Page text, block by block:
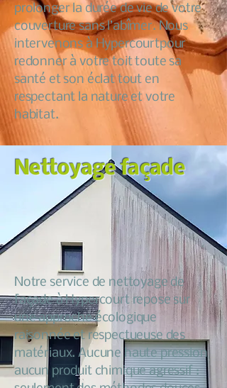
prolonger la durée de vie de votre
couverture sans l’abîmer. Nous
intervenons à Hypercourtpour
redonner à votre toit toute sa
santé et son éclat tout en
respectant la nature et votre
habitat.
Nettoyage façade
Notre service de nettoyage de
façade à Hypercourt repose sur
une approche écologique
raisonnée et respectueuse des
matériaux. Aucune haute pression
aucun produit chimique agressif :